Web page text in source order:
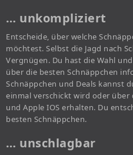
… unkompliziert
Entscheide, über welche
möchtest. Selbst die Jagd nach
Vergnügen. Du hast die Wahl
über die besten Schnäppchen
Schnäppchen und Deals kannst
einmal verschickt wird oder über
und Apple IOS erhalten. Du
besten Schnäppchen.
… unschlagbar